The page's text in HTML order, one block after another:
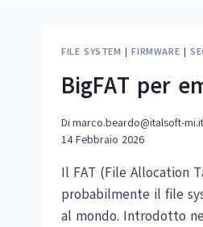
FILE SYSTEM |FIRMWARE |
BigFAT per
Di marco.beardo@italsoft-mi.it
14 Febbraio 2026
Il FAT (File Allocation
probabilmente il file
al mondo. Introdotto